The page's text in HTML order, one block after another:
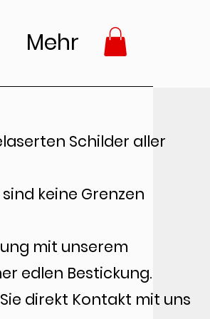
Mehr
Schilder aller
keine Grenzen
mit unserem
edlen Bestickung.
direkt Kontakt mit uns